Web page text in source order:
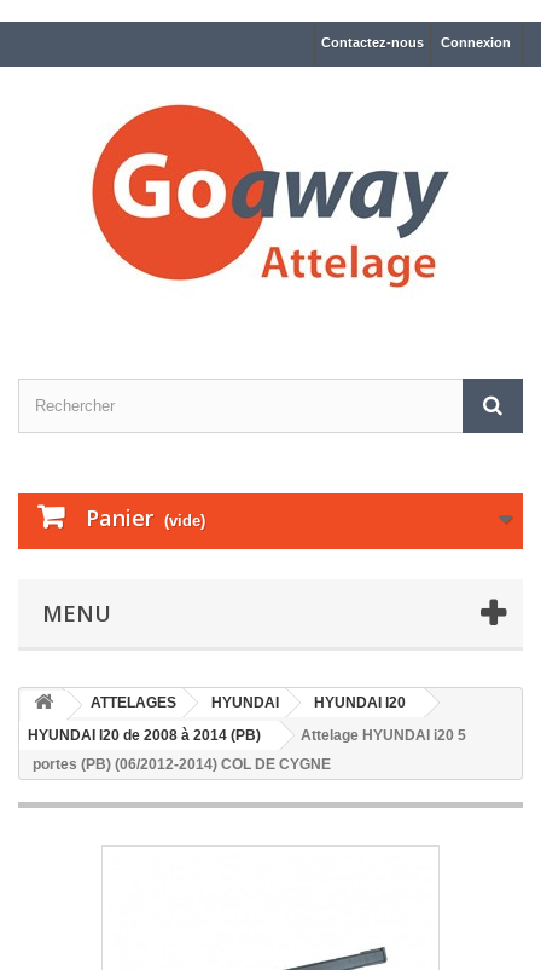
Connexion
Contactez-nous
Panier (vide)
MENU
ATTELAGES HYUNDAI
HYUNDAI I20
HYUNDAI I20 de 2008 à 2014 (PB)
Attelage HYUNDAI i20 5
portes (PB) (06/2012-2014) COL DE CYGNE